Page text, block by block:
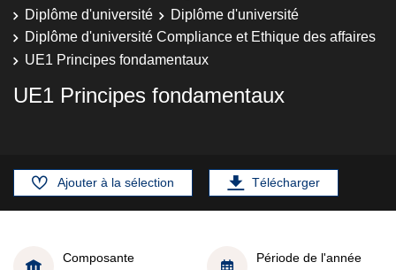
Diplôme d'université
Diplôme d'université
Diplôme d'université Compliance et Ethique des affaires
UE1 Principes fondamentaux
UE1 Principes fondamentaux
Ajouter à la sélection Télécharger
Composante
Période de l'année